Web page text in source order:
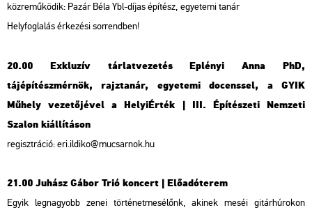
közreműködik: Pazár Béla Ybl-díjas építész, egyetemi tanár
Helyfoglalás érkezési sorrendben!
20.00 Exkluzív tárlatvezetés Eplényi Anna PhD,
tájépítészmérnök, rajztanár, egyetemi docenssel, a GYIK
Műhely vezetőjével a HelyiÉrték | III. Építészeti Nemzeti
Szalon kiállításon
regisztráció: eri.ildiko@mucsarnok.hu
21.00 Juhász Gábor Trió koncert | Előadóterem
Egyik legnagyobb zenei történetmesélőnk, akinek meséi gitárhúrokon